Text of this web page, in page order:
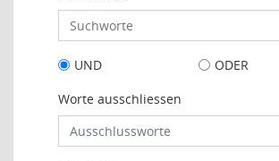
UND
ODER
Worte ausschliessen